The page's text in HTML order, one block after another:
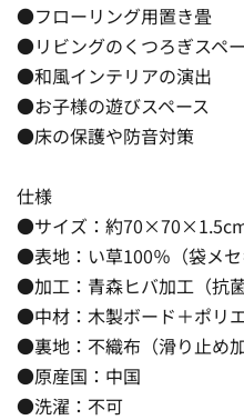
●フローリング用置き畳
●リビングのくつろぎスペ
●和風インテリアの演出
●お子様の遊びスペース
●床の保護や防音対策
仕様
●サイズ：約
●表地：い草100％（袋メセ
●加工：青森ヒバ加工（抗菌
●中材：木製ボード＋ポリ
●裏地：不織布（滑り止め加
●原産国：中国
●洗濯：不可